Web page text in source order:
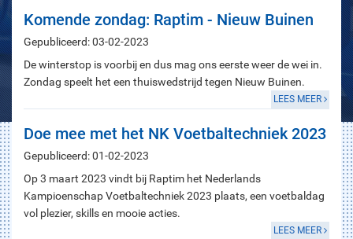
Komende zondag: Raptim - Nieuw Buinen
Gepubliceerd: 03-02-2023
De winterstop is voorbij en dus mag ons eerste weer de wei in.
Zondag speelt het een thuiswedstrijd tegen Nieuw Buinen.
LEES MEER
Doe mee met het NK Voetbaltechniek 2023
Gepubliceerd: 01-02-2023
Op 3 maart 2023 vindt bij Raptim het Nederlands
Kampioenschap Voetbaltechniek 2023 plaats, een voetbaldag
vol plezier, skills en mooie acties.
LEES MEER